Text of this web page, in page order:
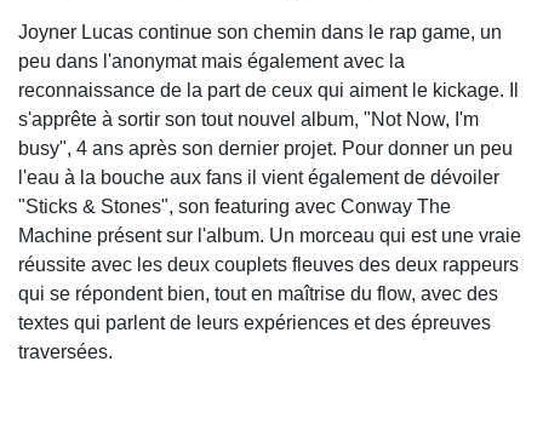
Joyner Lucas continue son chemin dans le rap game, un
peu dans l'anonymat mais également avec la
reconnaissance de la part de ceux qui aiment le kickage. Il
s'apprête à sortir son tout nouvel album, "Not Now, I'm
busy", 4 ans après son dernier projet. Pour donner un peu
l'eau à la bouche aux fans il vient également de dévoiler
"Sticks & Stones", son featuring avec Conway The
Machine présent sur l'album. Un morceau qui est une vraie
réussite avec les deux couplets fleuves des deux rappeurs
qui se répondent bien, tout en maîtrise du flow, avec des
textes qui parlent de leurs expériences et des épreuves
traversées.